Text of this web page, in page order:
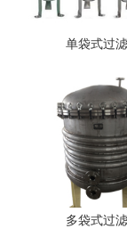
单袋式过
多袋式过